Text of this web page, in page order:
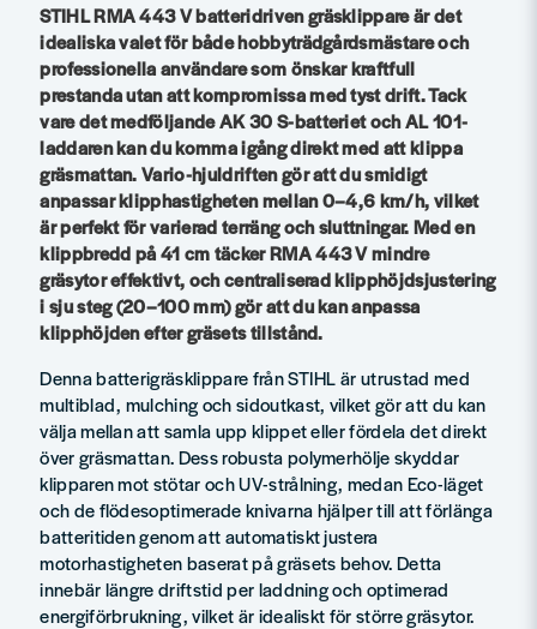
STIHL RMA 443 V batteridriven gräsklippare är det
idealiska valet för både hobbyträdgårdsmästare och
professionella användare som önskar kraftfull
prestanda utan att kompromissa med tyst drift. Tack
vare det medföljande AK 30 S-batteriet och AL 101-
laddaren kan du komma igång direkt med att klippa
gräsmattan. Vario-hjuldriften gör att du smidigt
anpassar klipphastigheten mellan 0–4,6 km/h, vilket
är perfekt för varierad terräng och sluttningar. Med en
klippbredd på 41 cm täcker RMA 443 V mindre
gräsytor effektivt, och centraliserad klipphöjdsjustering
i sju steg (20–100 mm) gör att du kan anpassa
klipphöjden efter gräsets tillstånd.
Denna batterigräsklippare från STIHL är utrustad med
multiblad, mulching och sidoutkast, vilket gör att du kan
välja mellan att samla upp klippet eller fördela det direkt
över gräsmattan. Dess robusta polymerhölje skyddar
klipparen mot stötar och UV-strålning, medan Eco-läget
och de flödesoptimerade knivarna hjälper till att förlänga
batteritiden genom att automatiskt justera
motorhastigheten baserat på gräsets behov. Detta
innebär längre driftstid per laddning och optimerad
energiförbrukning, vilket är idealiskt för större gräsytor.